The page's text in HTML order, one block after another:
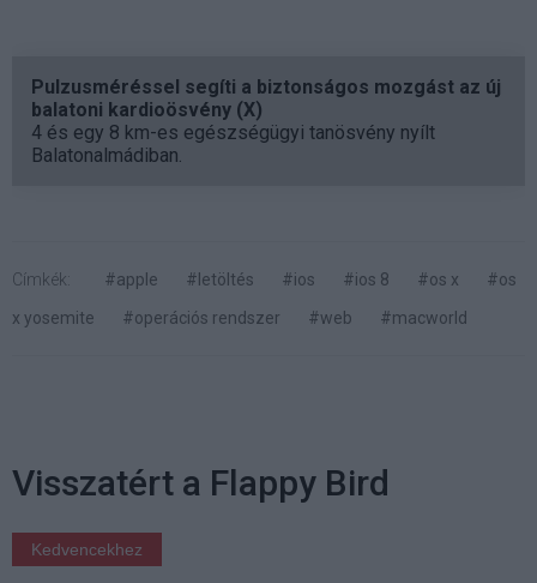
Pulzusméréssel segíti a biztonságos mozgást az új
balatoni kardioösvény (X)
4 és egy 8 km-es egészségügyi tanösvény nyílt
Balatonalmádiban.
Címkék: #apple #letöltés #ios #ios 8 #os x
#os
x yosemite
#operációs rendszer #web #macworld
Visszatért a Flappy Bird
Kedvencekhez